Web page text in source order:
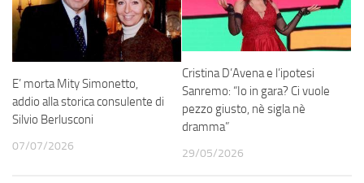
E’ morta Mity Simonetto,
addio alla storica consulente di
Silvio Berlusconi
07/07/2026
Cristina D’Avena e l’ipotesi
Sanremo: “Io in gara? Ci vuole
pezzo giusto, nè sigla nè
dramma”
29/05/2026